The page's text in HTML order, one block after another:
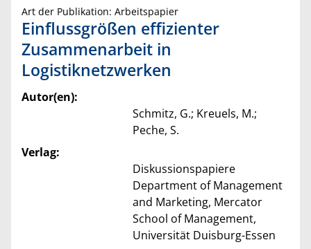
Art der Publikation: Arbeitspapier
Einflussgrößen effizienter
Zusammenarbeit in
Logistiknetzwerken
Autor(en):
Schmitz, G.; Kreuels, M.;
Peche, S.
Verlag:
Diskussionspapiere
Department of Management
and Marketing, Mercator
School of Management,
Universität Duisburg-Essen